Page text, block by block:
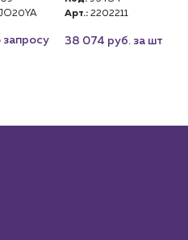
запросу
Арт.: 2202211
38 074 руб. за шт